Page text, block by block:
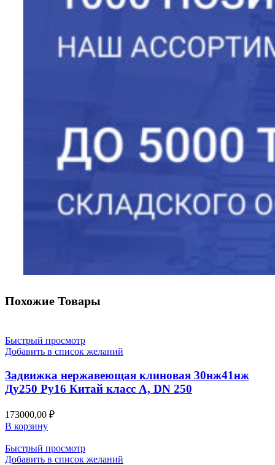
Похожие Товары
Быстрый просмотр
Добавить в список желаний
Задвижка нержавеющая клиновая 30нж41нж
Ду250 Ру16 Китай класс А, DN 250
173000,00 ₽
В корзину
Быстрый просмотр
Добавить в список желаний